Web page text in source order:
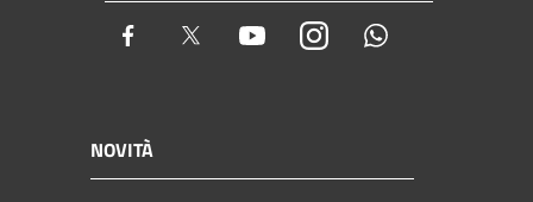
Facebook Twitter YoutubeInstagram
NOVITÀ